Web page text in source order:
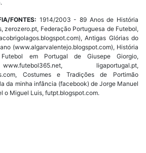
FONTES: 1914/2003 - 89 Anos de História
zerozero.pt, Federação Portuguesa de Futebol,
Antigas Glórias do
(www.algarvalentejo.blogspot.com), História
em Portugal de Giusepe Giorgio,
ligaportugal.pt,
Costumes e Tradições de Portimão
da minha infância (facebook) de Jorge Manuel
o Miguel Luis, futpt.blogspot.com.